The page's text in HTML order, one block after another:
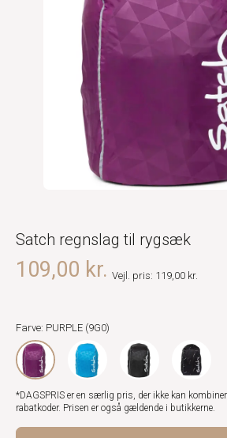
Satch regnslag til rygsæk
109,00 kr. Vejl. pris: 119,00 kr.
Farve: PURPLE (9G0)
*DAGSPRIS er en særlig pris, der ikke kan
rabatkoder. Prisen er også gældende i butikkerne.